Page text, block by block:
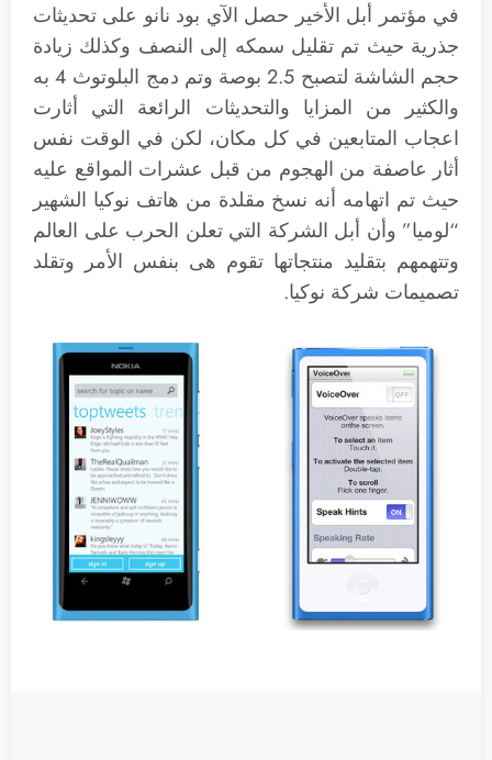
في مؤتمر أبل الأخير حصل الآي بود نانو على تحديثات
جذرية حيث تم تقليل سمكه إلى النصف وكذلك زيادة
حجم الشاشة لتصبح 2.5 بوصة وتم دمج البلوتوث 4 به
والكثير من المزايا والتحديثات الرائعة التي أثارت
اعجاب المتابعين في كل مكان، لكن في الوقت نفس
أثار عاصفة من الهجوم من قبل عشرات المواقع عليه
حيث تم اتهامه أنه نسخ مقلدة من هاتف نوكيا الشهير
“لوميا” وأن أبل الشركة التي تعلن الحرب على العالم
وتتهمهم بتقليد منتجاتها تقوم هى بنفس الأمر وتقلد
تصميمات شركة نوكيا.